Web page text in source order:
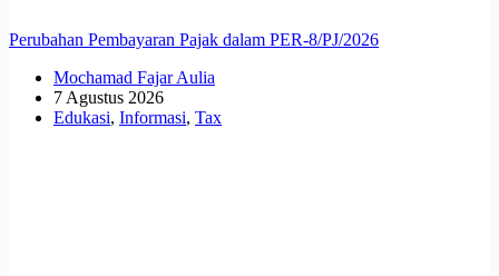
Perubahan Pembayaran Pajak dalam PER-8/PJ/2026
Mochamad Fajar Aulia
7 Agustus 2026
Edukasi, Informasi, Tax